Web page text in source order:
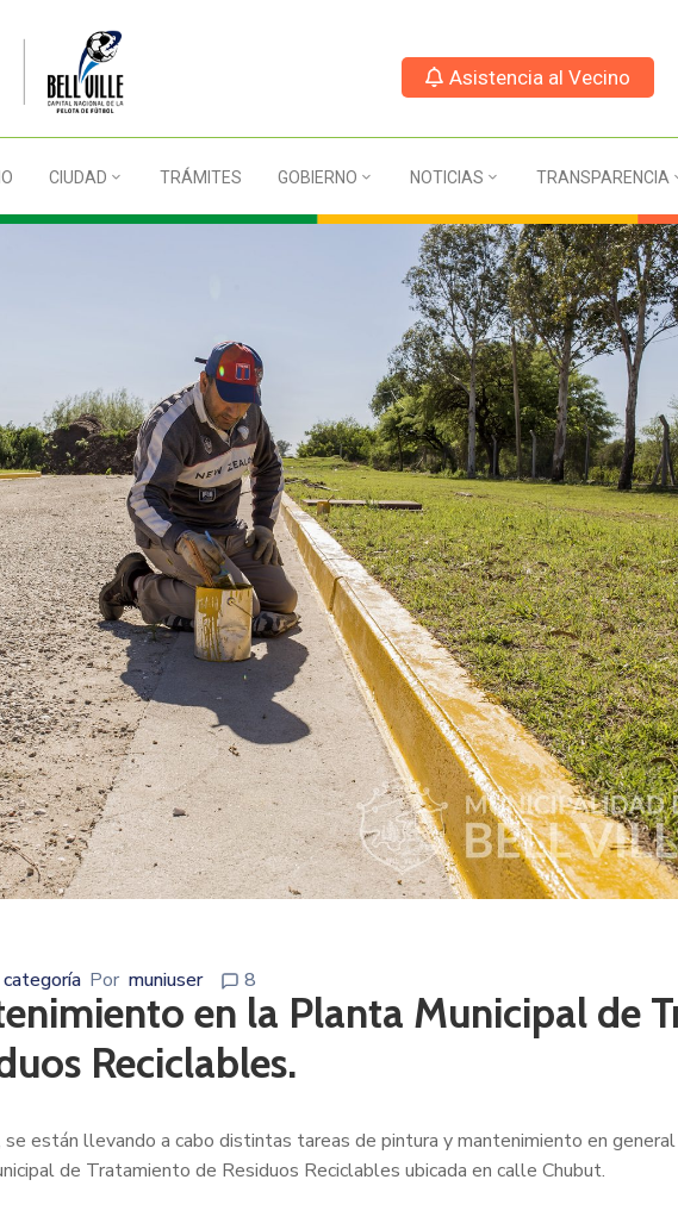
Asistencia al Vecino
CIUDAD TRÁMITES GOBIERNO NOTICIAS TRANSPARENCIA
categoría Por muniuser 8
en la Planta Municipal de
Reciclables.
están llevando a cabo distintas tareas de pintura y mantenimiento en
de Tratamiento de Residuos Reciclables ubicada en calle Chubut.